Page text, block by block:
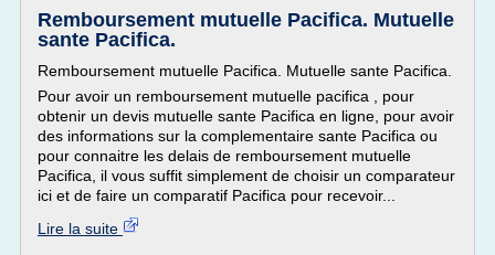
Remboursement mutuelle Pacifica. Mutuelle
sante Pacifica.
Remboursement mutuelle Pacifica. Mutuelle sante Pacifica.
Pour avoir un remboursement mutuelle pacifica , pour
obtenir un devis mutuelle sante Pacifica en ligne, pour avoir
des informations sur la complementaire sante Pacifica ou
pour connaitre les delais de remboursement mutuelle
Pacifica, il vous suffit simplement de choisir un comparateur
ici et de faire un comparatif Pacifica pour recevoir...
Lire la suite